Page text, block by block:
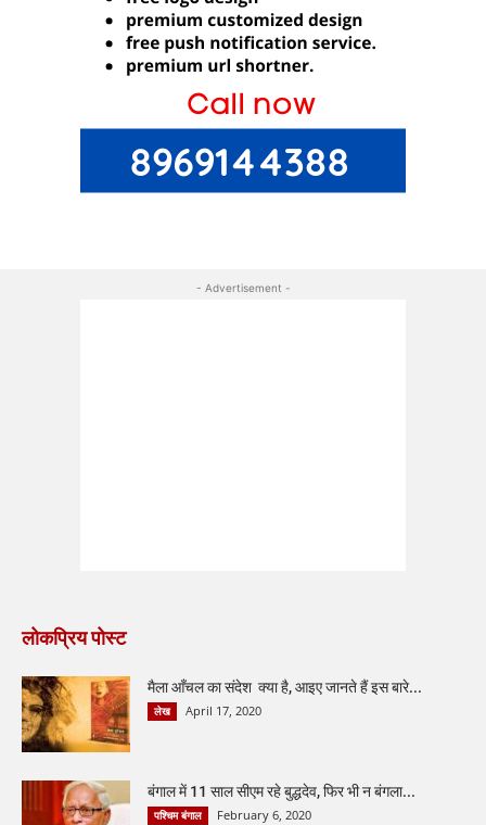
- Advertisement -
लोकप्रिय पोस्ट
मैला आँचल का संदेश क्या है, आइए जानते हैं इस बारे...
लेख April 17, 2020
बंगाल में 11 साल सीएम रहे बुद्धदेव, फिर भी न बंगला...
पश्चिम बंगाल February 6, 2020